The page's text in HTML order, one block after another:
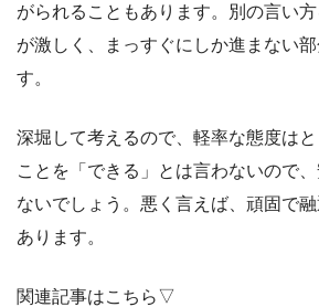
がられることもあります。別の言い
が激しく、まっすぐにしか進まない
す。
深堀して考えるので、軽率な態度は
ことを「できる」とは言わないので
ないでしょう。悪く言えば、頑固で
あります。
関連記事はこちら▽